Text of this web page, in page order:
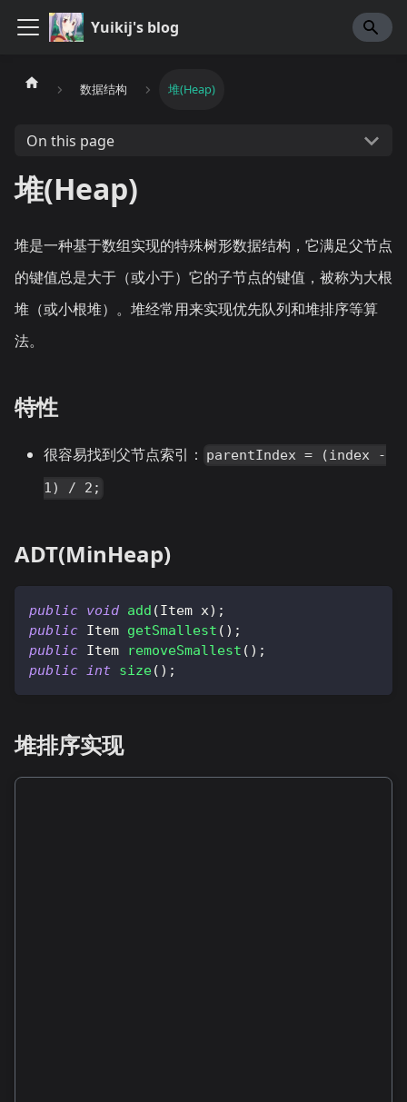
Yuikij's blog
数据结构 堆(Heap)
On this page
堆(Heap)
堆是一种基于数组实现的特殊树形数据结构，它满足父节点
的键值总是大于（或小于）它的子节点的键值，被称为大根
堆（或小根堆）。堆经常用来实现优先队列和堆排序等算
法。
特性
很容易找到父节点索引： parentIndex = (index -
1) / 2;
ADT(MinHeap)
public void add (Item x) ;
public Item getSmallest ( ) ;
public Item removeSmallest ( ) ;
public int size( ) ;
堆排序实现